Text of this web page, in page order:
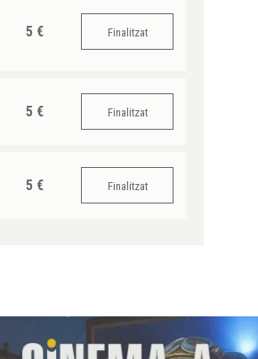
5 € Finalitzat
5 € Finalitzat
5 € Finalitzat